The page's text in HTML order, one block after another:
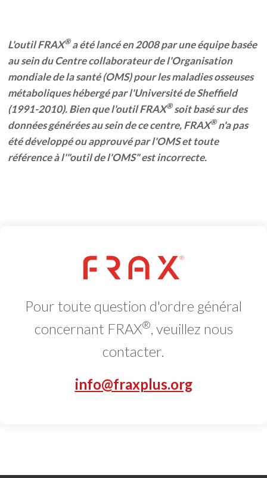
L'outil FRAX®a été lancé en 2008 par une équipe basée
au sein du Centre collaborateur de l'Organisation
mondiale de la santé (OMS) pour les maladies osseuses
métaboliques hébergé par l'Université de Sheffield
(1991-2010). Bien que l'outil FRAX®soit basé sur des
données générées au sein de ce centre, FRAX®n'a pas
été développé ou approuvé par l'OMS et toute
référence à l'"outil de l'OMS" est incorrecte.
Pour toute question d'ordre général
concernant FRAX®, veuillez nous
contacter.
info@fraxplus.org